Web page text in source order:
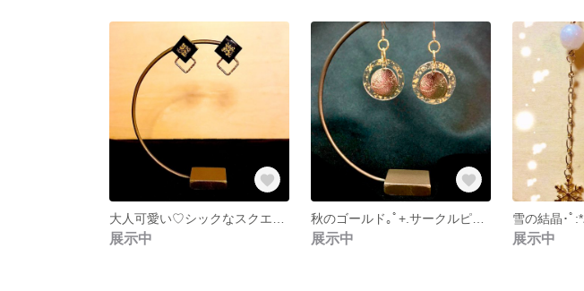
展示中
秋のゴールド｡ﾟ+.サークルピアス
展示中 展示中